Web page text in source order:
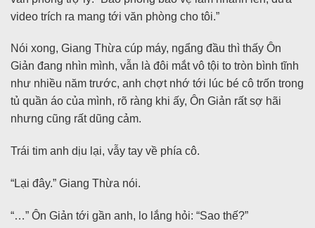
video trích ra mang tới văn phòng cho tôi.”
Nói xong, Giang Thừa cúp máy, ngẩng đầu thì thấy Ôn
Giản đang nhìn mình, vẫn là đôi mắt vô tội to tròn bình tĩnh
như nhiều năm trước, anh chợt nhớ tới lúc bé cô trốn trong
tủ quần áo của mình, rõ ràng khi ấy, Ôn Giản rất sợ hãi
nhưng cũng rất dũng cảm.
Trái tim anh dịu lại, vẫy tay về phía cô.
“Lại đây.” Giang Thừa nói.
“…” Ôn Giản tới gần anh, lo lắng hỏi: “Sao thế?”